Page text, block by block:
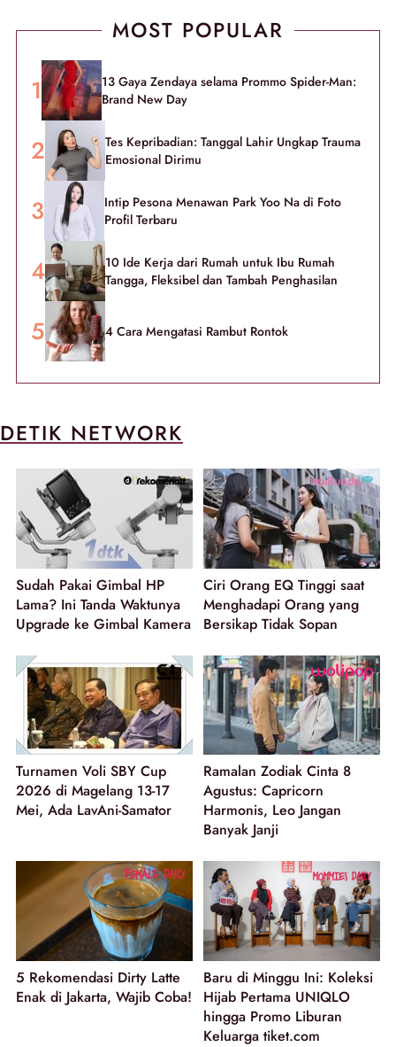
MOST POPULAR
13 Gaya Zendaya selama Prommo Spider-Man:
Brand New Day
Tes Kepribadian: Tanggal Lahir Ungkap Trauma
Emosional Dirimu
Intip Pesona Menawan Park Yoo Na di Foto
Profil Terbaru
10 Ide Kerja dari Rumah untuk Ibu Rumah
Tangga, Fleksibel dan Tambah Penghasilan
4 Cara Mengatasi Rambut Rontok
DETIK NETWORK
Sudah Pakai Gimbal HP
Lama? Ini Tanda Waktunya
Upgrade ke Gimbal Kamera
Ciri Orang EQ Tinggi saat
Menghadapi Orang yang
Bersikap Tidak Sopan
Turnamen Voli SBY Cup
2026 di Magelang 13-17
Mei, Ada LavAni-Samator
Ramalan Zodiak Cinta 8
Agustus: Capricorn
Harmonis, Leo Jangan
Banyak Janji
5 Rekomendasi Dirty Latte
Enak di Jakarta, Wajib Coba!
Baru di Minggu Ini: Koleksi
Hijab Pertama UNIQLO
hingga Promo Liburan
Keluarga tiket.com